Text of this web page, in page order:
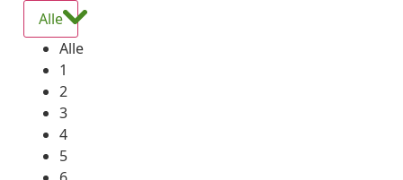
Alle
Alle
1
2
3
4
5